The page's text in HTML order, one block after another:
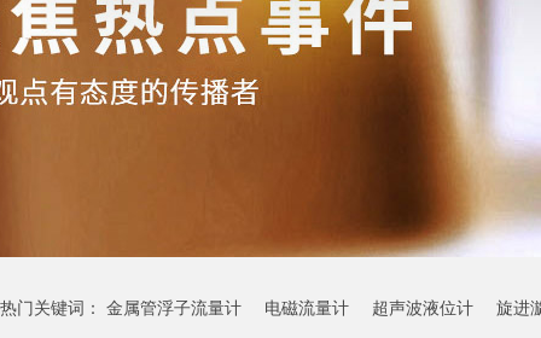
热门关键词： 金属管浮子流量计 电磁流量计 超声波液位计 旋进